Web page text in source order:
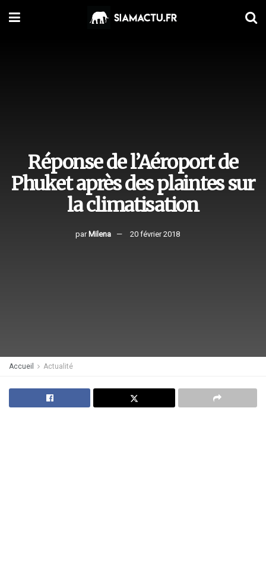
Réponse de l’Aéroport de
Phuket après des plaintes sur
la climatisation
par Milena 20 février 2018
Accueil Actualité